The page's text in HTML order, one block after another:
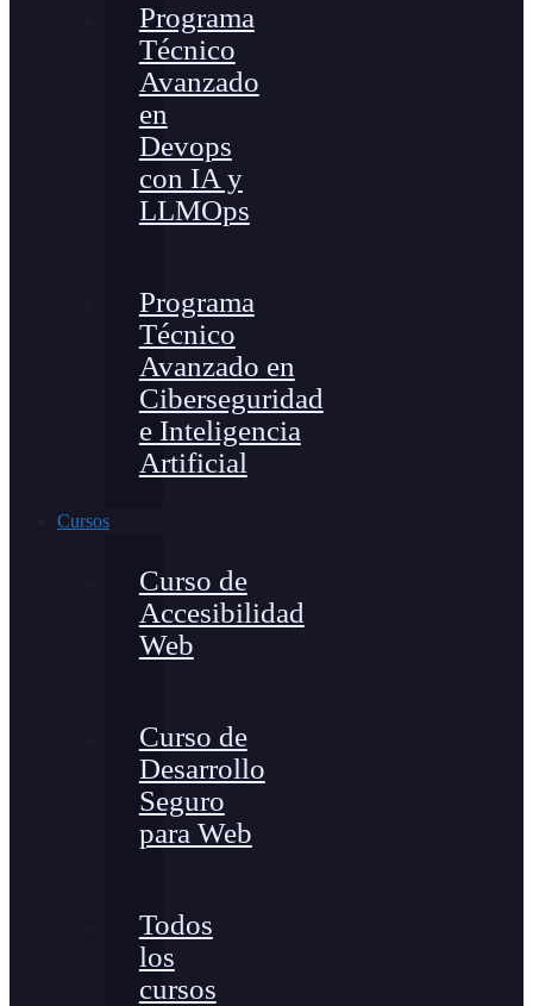
Programa
Técnico
Avanzado
en
Devops
con IA y
LLMOps
Programa
Técnico
Avanzado en
Ciberseguridad
e Inteligencia
Artificial
Cursos
Curso de
Accesibilidad
Web
Curso de
Desarrollo
Seguro
para Web
Todos
los
cursos